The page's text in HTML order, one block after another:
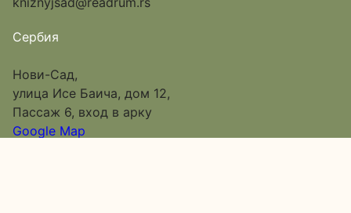
Сербия
Нови-Сад,
улица Исе Баича, дом 12,
Пассаж 6, вход в арку
Google Map